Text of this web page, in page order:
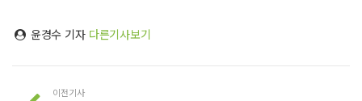
윤경수 기자 다른기사보기
이전기사